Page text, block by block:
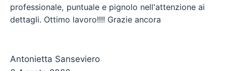
professionale, puntuale e pignolo nell'attenzione ai
dettagli. Ottimo lavoro!!!! Grazie ancora
Antonietta Sanseviero